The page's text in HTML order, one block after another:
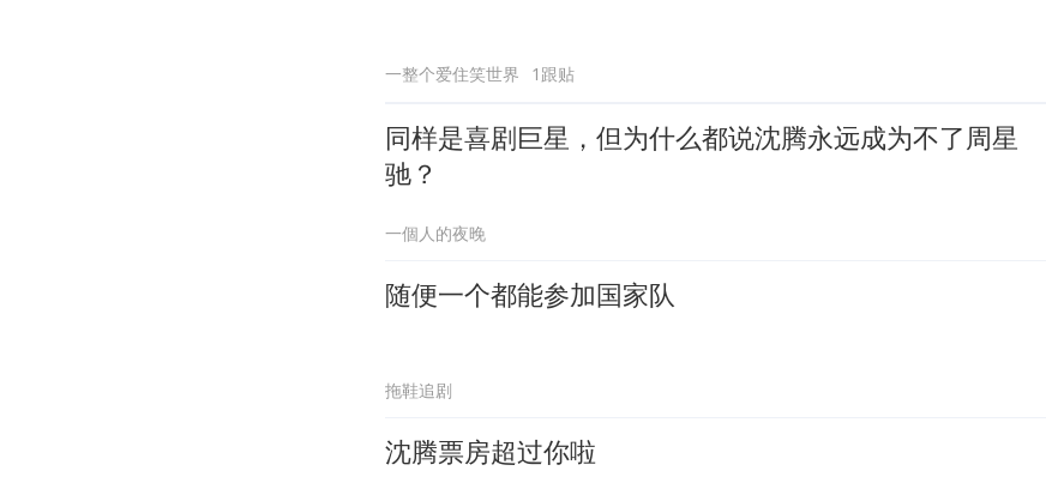
一整个爱住笑世界 1跟贴
同样是喜剧巨星，但为什么都说沈腾永远成为不了周星
驰？
一個人的夜晚
随便一个都能参加国家队
拖鞋追剧
沈腾票房超过你啦